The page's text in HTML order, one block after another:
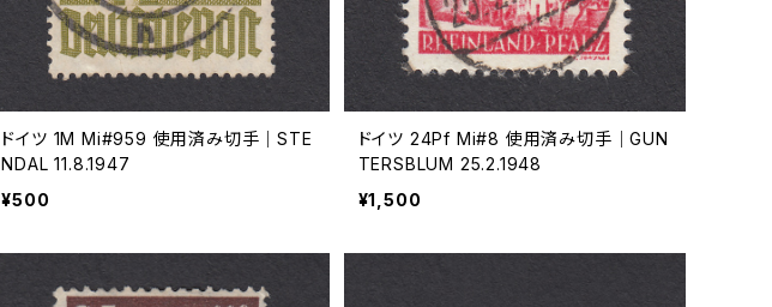
ドイツ 1M Mi#959 使用済み切手｜STE
NDAL 11.8.1947
¥500
ドイツ 24Pf Mi#8 使用済み切手｜GUN
TERSBLUM 25.2.1948
¥1,500